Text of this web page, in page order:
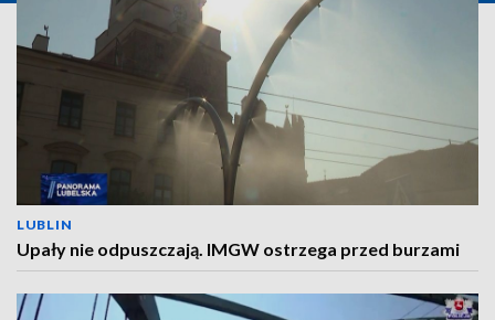
LUBLIN
Upały nie odpuszczają. IMGW ostrzega przed burzami